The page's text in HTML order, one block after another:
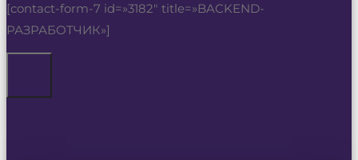
[contact-form-7 id=»3182″ title=»BACKEND-
РАЗРАБОТЧИК»]